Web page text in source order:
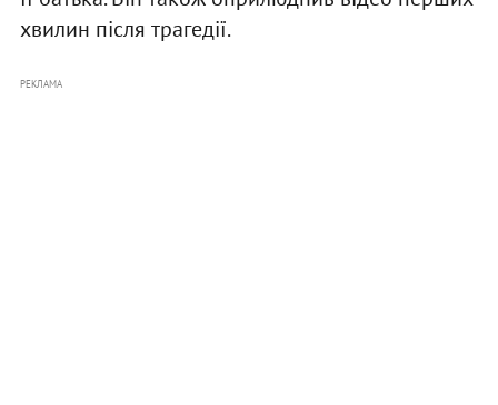
хвилин після трагедії.
РЕКЛАМА